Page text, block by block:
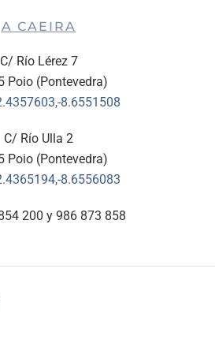
A CAEIRA
C/ Río Lérez 7
Poio (Pontevedra)
8.6551508
C/ Río Ulla 2
Poio (Pontevedra)
8.6556083
200 y 986 873 858